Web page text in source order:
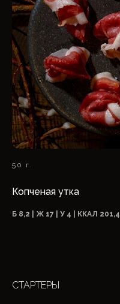
50 г.
Копченая утка
Б 8,2 | Ж 17 | У 4 | ККАЛ 201,4
СТАРТЕРЫ